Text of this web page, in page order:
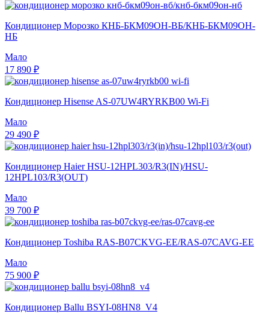
Кондиционер Морозко КНБ-БКМ09ОН-ВБ/КНБ-БКМ09ОН-
НБ
Мало
17 890 ₽
Кондиционер Hisense AS-07UW4RYRKB00 Wi-Fi
Мало
29 490 ₽
Кондиционер Haier HSU-12HPL303/R3(IN)/HSU-
12HPL103/R3(OUT)
Мало
39 700 ₽
Кондиционер Toshiba RAS-B07CKVG-EE/RAS-07CAVG-EE
Мало
75 900 ₽
Кондиционер Ballu BSYI-08HN8_V4